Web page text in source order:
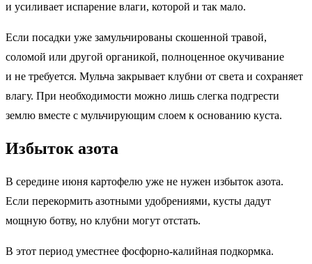
и усиливает испарение влаги, которой и так мало.
Если посадки уже замульчированы скошенной травой,
соломой или другой органикой, полноценное окучивание
и не требуется. Мульча закрывает клубни от света и сохраняет
влагу. При необходимости можно лишь слегка подгрести
землю вместе с мульчирующим слоем к основанию куста.
Избыток азота
В середине июня картофелю уже не нужен избыток азота.
Если перекормить азотными удобрениями, кусты дадут
мощную ботву, но клубни могут отстать.
В этот период уместнее фосфорно-калийная подкормка.